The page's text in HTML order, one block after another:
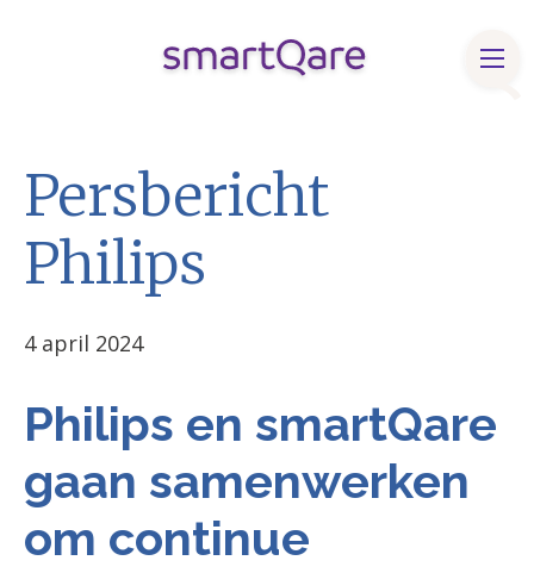
Klinische bronnen
Over smartQare
English
Persbericht
Philips
4 april 2024
Philips en smartQare
gaan samenwerken
om continue